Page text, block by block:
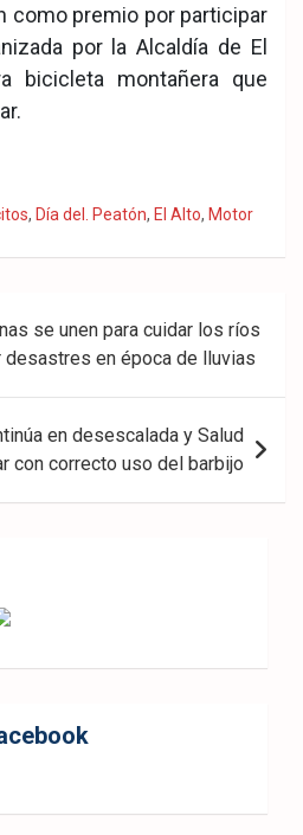
como premio por participar
por la Alcaldía de El
bicicleta montañera que
, Día del. Peatón, El Alto, Motor
se unen para cuidar los ríos
desastres en época de lluvias
en desescalada y Salud
con correcto uso del barbijo